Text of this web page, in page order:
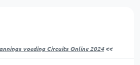
voeding Circuits Online 2024<<